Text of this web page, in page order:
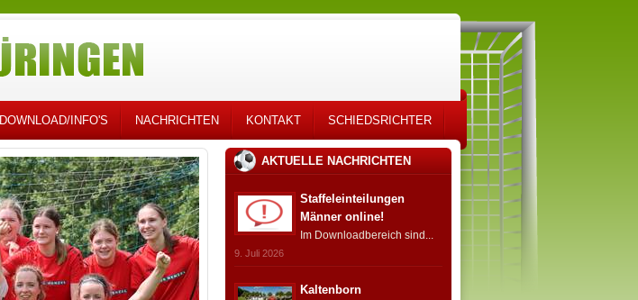
DOWNLOAD/INFO'S NACHRICHTEN KONTAKT SCHIEDSRICHTER
AKTUELLE NACHRICHTEN
Staffeleinteilungen
Männer online!
Im Downloadbereich sind...
9. Juli 2026
Kaltenborn